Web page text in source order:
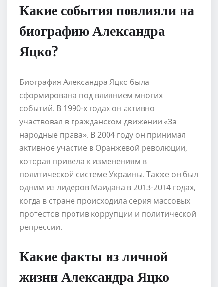
Какие события повлияли на
биографию Александра
Яцко?
Биография Александра Яцко была
сформирована под влиянием многих
событий. В 1990-х годах он активно
участвовал в гражданском движении «За
народные права». В 2004 году он принимал
активное участие в Оранжевой революции,
которая привела к изменениям в
политической системе Украины. Также он был
одним из лидеров Майдана в 2013-2014 годах,
когда в стране происходила серия массовых
протестов против коррупции и политической
репрессии.
Какие факты из личной
жизни Александра Яцко